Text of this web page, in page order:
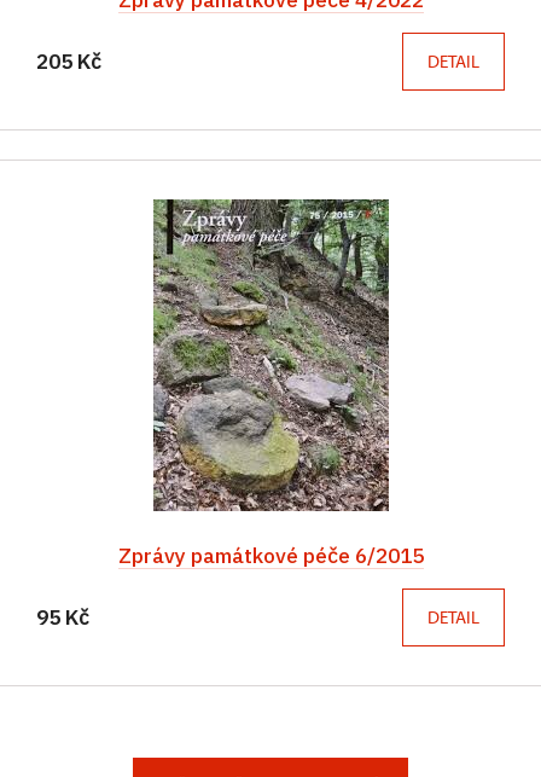
205 Kč DETAIL
Zprávy památkové péče 6/2015
95 Kč DETAIL